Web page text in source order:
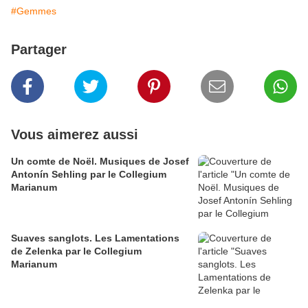
#Gemmes
Partager
Vous aimerez aussi
Un comte de Noël. Musiques de Josef
Antonín Sehling par le Collegium
Marianum
Suaves sanglots. Les Lamentations
de Zelenka par le Collegium
Marianum